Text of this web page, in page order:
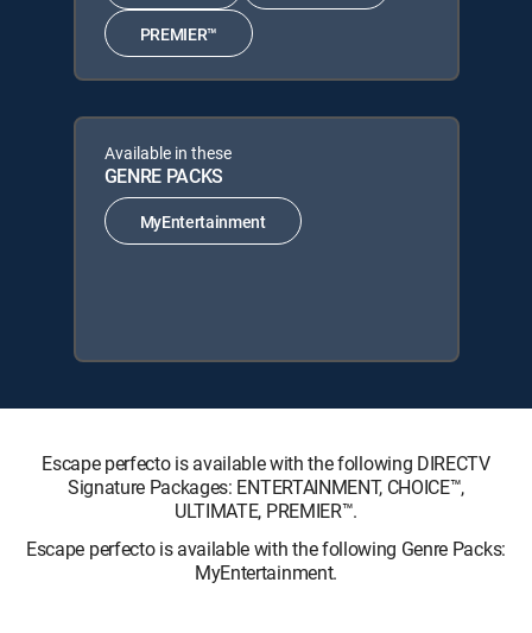
PREMIER™
Available in these
GENRE PACKS
MyEntertainment
Escape perfecto is available with the following DIRECTV
Signature Packages: ENTERTAINMENT, CHOICE™,
ULTIMATE, PREMIER™.
Escape perfecto is available with the following Genre Packs:
MyEntertainment.